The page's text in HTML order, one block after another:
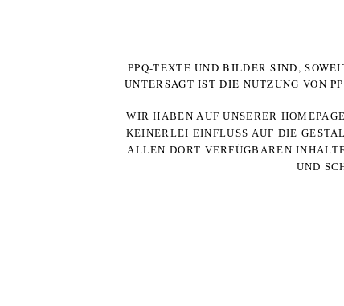
PPQ-TEXTE UND BILDER SIND,
UNTERSAGT IST DIE NUTZUNG VON
WIR HABEN AUF UNSERER
KEINERLEI EINFLUSS AUF DIE
ALLEN DORT VERFÜGBAREN
UND